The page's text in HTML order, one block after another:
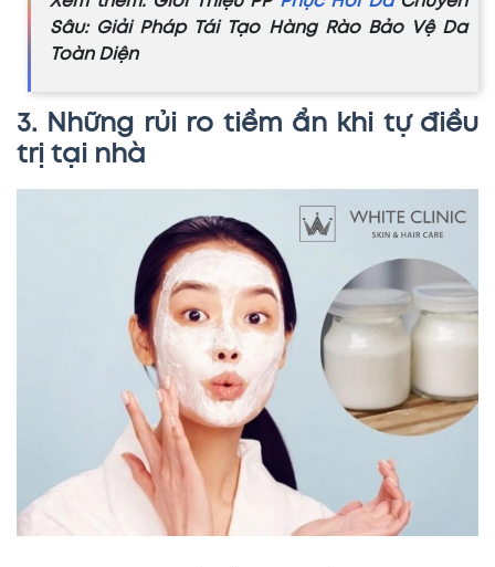
Sâu: Giải Pháp Tái Tạo Hàng Rào Bảo Vệ Da
Toàn Diện
3. Những rủi ro tiềm ẩn khi tự điều
trị tại nhà